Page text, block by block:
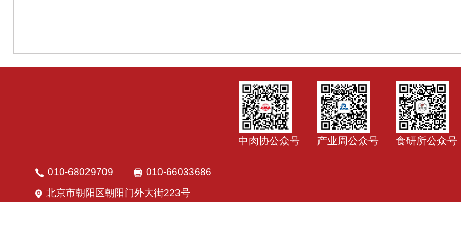
中肉协公众号 产业周公众号 食研所公众号
010-68029709
010-66033686
北京市朝阳区朝阳门外大街223号